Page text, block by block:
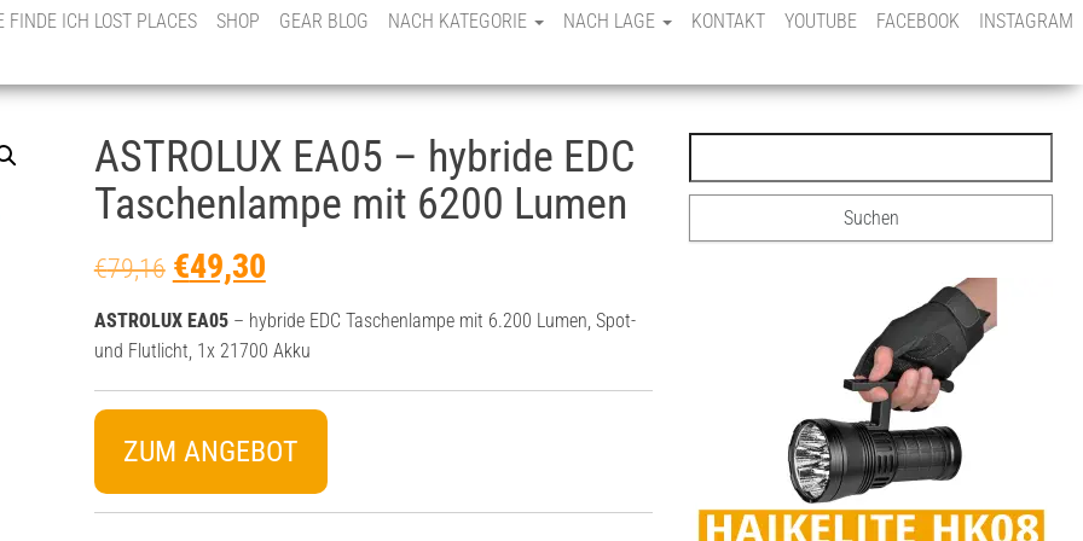
FINDE ICH LOST PLACES SHOP GEAR BLOG NACH KATEGORIE NACH LAGE KONTAKT YOUTUBE FACEBOOK INSTAGRAM
ASTROLUX EA05 – hybride EDC
Taschenlampe mit 6200 Lumen
€79,16 €49,30
ASTROLUX EA05– hybride EDC Taschenlampe mit 6.200 Lumen, Spot-
und Flutlicht, 1x 21700 Akku
ZUM ANGEBOT